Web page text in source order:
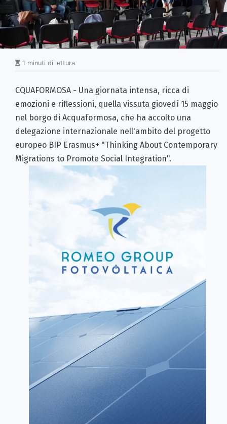
1 minuti di lettura
CQUAFORMOSA - Una giornata intensa, ricca di
emozioni e riflessioni, quella vissuta giovedì 15 maggio
nel borgo di Acquaformosa, che ha accolto una
delegazione internazionale nell'ambito del progetto
europeo BIP Erasmus+ "Thinking About Contemporary
Migrations to Promote Social Integration".